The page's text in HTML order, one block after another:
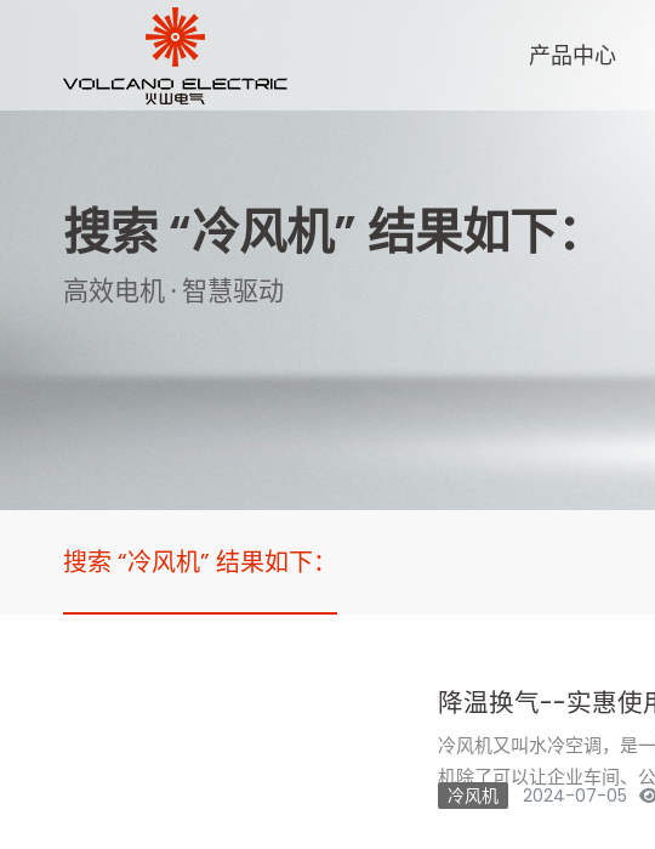
产品中心
搜索 “冷风机” 结果如下：
高效电机 · 智慧驱动
搜索 “冷风机” 结果如下：
降温换气--实惠使
冷风机又叫水冷空调，是
机除了可以让企业车间、
要特点----节能、环保!它是
冷风机 2024-07-05